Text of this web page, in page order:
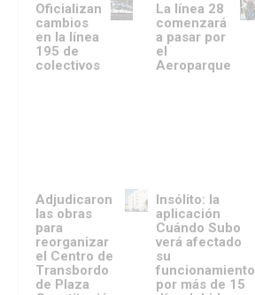
Oficializan
cambios
en la línea
195 de
colectivos
La línea 28
comenzará
a pasar por
el
Aeroparque
Adjudicaron
las obras
para
reorganizar
el Centro de
Transbordo
de Plaza
Insólito: la
aplicación
Cuándo Subo
verá afectado
su
funcionamiento
por más de 15